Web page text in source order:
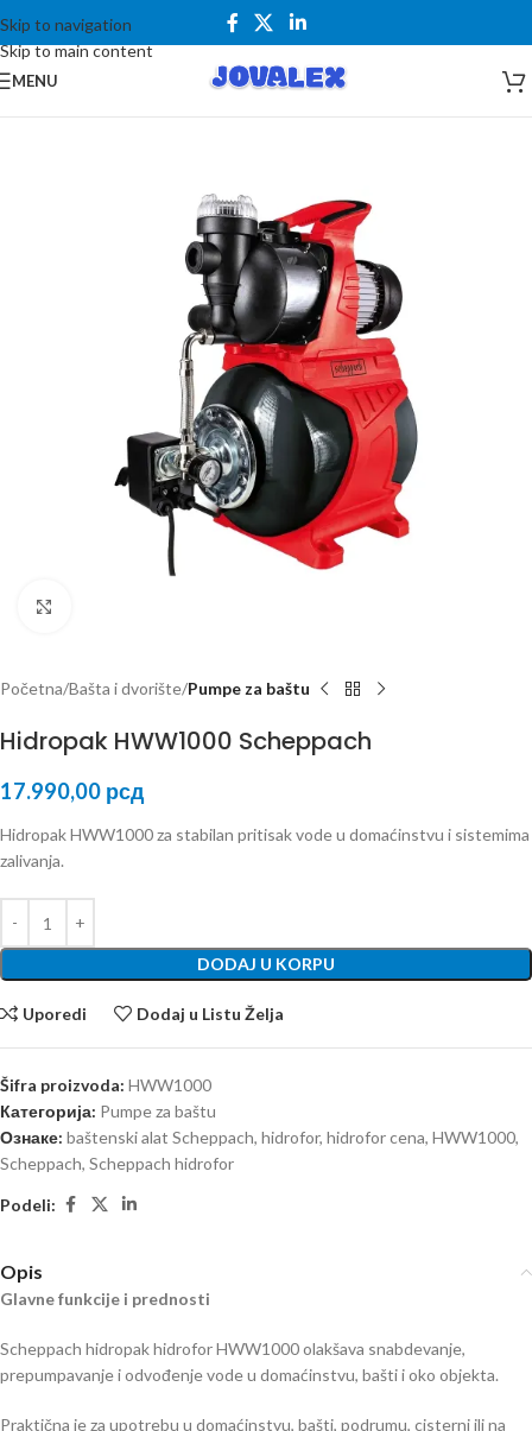
Skip to navigation
Skip to main content
MENU
Početna Bašta i dvorište Pumpe za baštu
Hidropak HWW1000 Scheppach
17.990,00 рсд
Hidropak HWW1000 za stabilan pritisak vode u domaćinstvu i sistemima
zalivanja.
DODAJ U KORPU
Uporedi Dodaj u Listu Želja
Šifra proizvoda: HWW1000
Категорија: Pumpe za baštu
Ознаке: baštenski alat Scheppach, hidrofor, hidrofor cena, HWW1000,
Scheppach, Scheppach hidrofor
Podeli:
Opis
Glavne funkcije i prednosti
Scheppach hidropak hidrofor HWW1000 olakšava snabdevanje,
prepumpavanje i odvođenje vode u domaćinstvu, bašti i oko objekta.
Praktična je za upotrebu u domaćinstvu, bašti, podrumu, cisterni ili na